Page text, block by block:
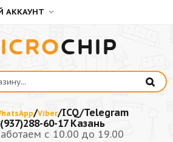
АККАУНТ
CHIP
/Viber/ICQ/Telegram
60-17 Казань
с 10.00 до 19.00